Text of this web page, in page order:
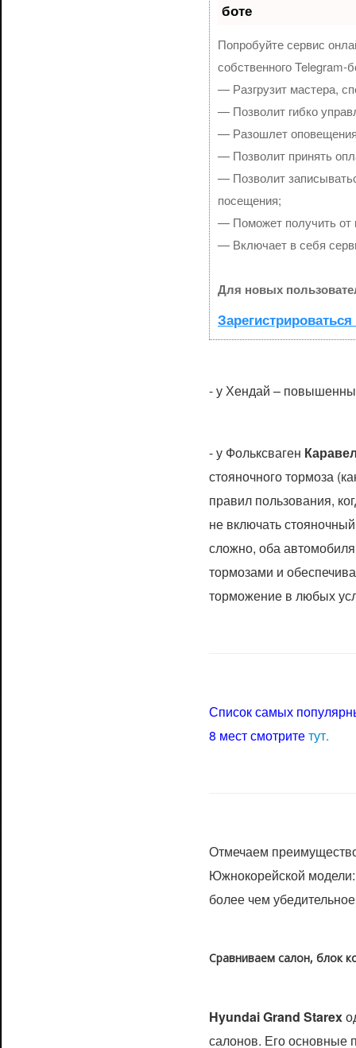
боте
Попробуйте сервис
собственного Telegram-
— Разгрузит мастера,
— Позволит гибко
— Разошлет
— Позволит принять
— Позволит
посещения;
— Поможет получить от
— Включает в себя
Для новых
- у Хендай –
- у Фольксваген
стояночного тормоза
правил пользования,
не включать
сложно, оба
тормозами и
торможение в любых
Список самых
8 мест смотритетут.
Отмечаем
Южнокорейской
более чем
Сравниваем салон, блок
Hyundai Grand Starex
салонов. Его основные